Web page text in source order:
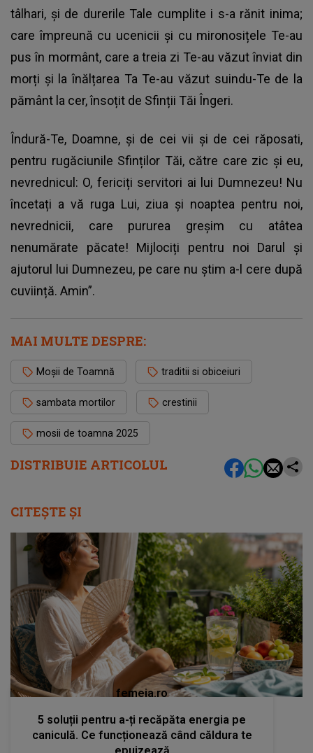
DISTRIBUIE ARTICOLUL
tâlhari, și de durerile Tale cumplite i s-a rănit inima;
care împreună cu ucenicii și cu mironosițele Te-au
pus în mormânt, care a treia zi Te-au văzut înviat din
morți și la înălțarea Ta Te-au văzut suindu-Te de la
pământ la cer, însoțit de Sfinții Tăi Îngeri.
Îndură-Te, Doamne, și de cei vii și de cei răposati,
pentru rugăciunile Sfinților Tăi, către care zic și eu,
nevrednicul: O, fericiți servitori ai lui Dumnezeu! Nu
încetați a vă ruga Lui, ziua și noaptea pentru noi,
nevrednicii, care pururea greșim cu atâtea
nenumărate păcate! Mijlociți pentru noi Darul și
ajutorul lui Dumnezeu, pe care nu știm a-l cere după
cuviință. Amin”.
MAI MULTE DESPRE:
Moșii de Toamnă traditii si obiceiuri
sambata mortilor crestinii
mosii de toamna 2025
CITEȘTE ȘI
femeia.ro
5 soluții pentru a-ți recăpăta energia pe
caniculă. Ce funcționează când căldura te